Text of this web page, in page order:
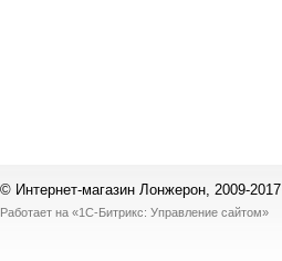
© Интернет-магазин Лонжерон, 2009-2017
Работает на «1С-Битрикс: Управление сайтом»